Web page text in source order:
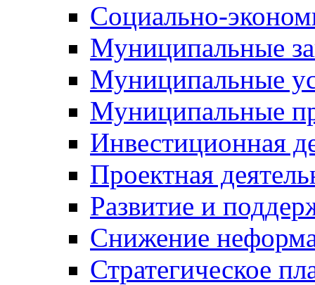
Социально-
Муниципальные
Муниципальные
Муниципальные
Инвестиционная
Проектная
Развитие и
Снижение
Стратегическое